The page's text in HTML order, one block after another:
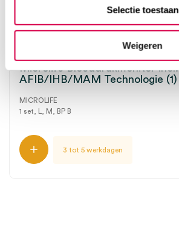
Selectie toestaan
Weigeren
Microlife Bloeddrukmonitor incl.
AFIB/IHB/MAM Technologie (1)
MICROLIFE
1 set, L, M, BP B
3 tot 5 werkdagen